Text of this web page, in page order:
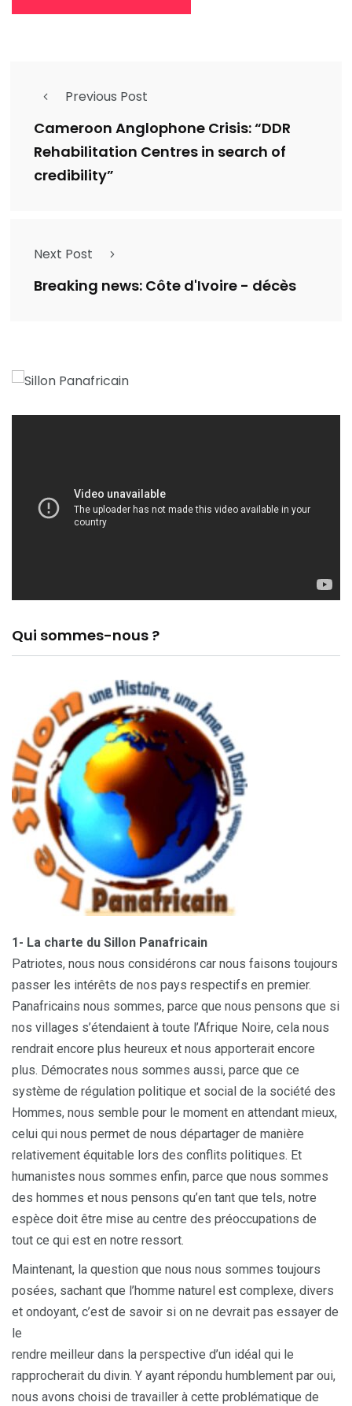
Previous Post
Cameroon Anglophone Crisis: “DDR
Rehabilitation Centres in search of
credibility”
Next Post
Breaking news: Côte d'Ivoire - décès
Qui sommes-nous ?
1- La charte du Sillon Panafricain
Patriotes, nous nous considérons car nous faisons toujours
passer les intérêts de nos pays respectifs en premier.
Panafricains nous sommes, parce que nous pensons que si
nos villages s’étendaient à toute l’Afrique Noire, cela nous
rendrait encore plus heureux et nous apporterait encore
plus. Démocrates nous sommes aussi, parce que ce
système de régulation politique et social de la société des
Hommes, nous semble pour le moment en attendant mieux,
celui qui nous permet de nous départager de manière
relativement équitable lors des conflits politiques. Et
humanistes nous sommes enfin, parce que nous sommes
des hommes et nous pensons qu’en tant que tels, notre
espèce doit être mise au centre des préoccupations de
tout ce qui est en notre ressort.
Maintenant, la question que nous nous sommes toujours
posées, sachant que l’homme naturel est complexe, divers
et ondoyant, c’est de savoir si on ne devrait pas essayer de
le
rendre meilleur dans la perspective d’un idéal qui le
rapprocherait du divin. Y ayant répondu humblement par oui,
nous avons choisi de travailler à cette problématique de